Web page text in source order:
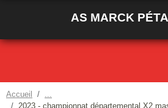
AS MARCK
Accueil
2023 - championnat départemental X2